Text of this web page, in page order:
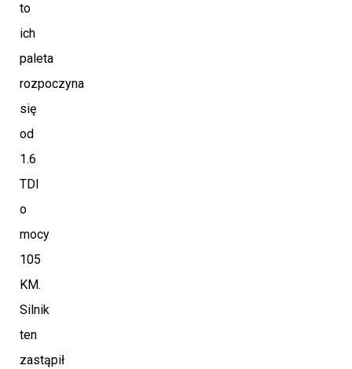
to
ich
paleta
rozpoczyna
się
od
1.6
TDI
o
mocy
105
KM.
Silnik
ten
zastąpił